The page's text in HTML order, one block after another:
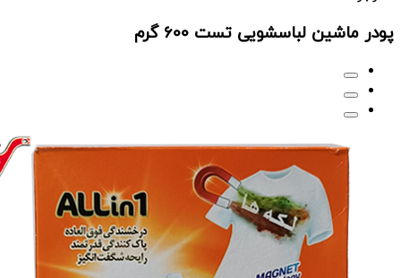
پودر ماشین لباسشویی تست 600 گرم